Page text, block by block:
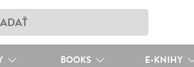
BOOKS E-KNIHY